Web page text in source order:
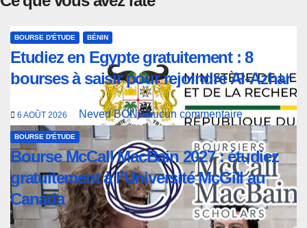
BOURSE D'ÉTUDE BÉNIN
Etudiez en Egypte gratuitement : 8
bourses à saisir pour rejoindre Al-Azhar
6 AOÛT 2026 Neved BONIAucun commentaire
BOURSE D'ÉTUDE
Bourse McCall MacBain 2027 : étudiez
gratuitement à l’Université McGill au
Canada